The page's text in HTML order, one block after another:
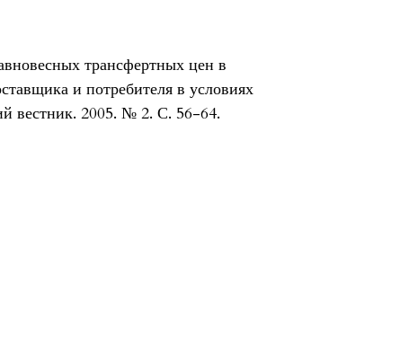
трансфертных цен в
и потребителя в условиях
вестник. 2005. № 2. С. 56-64.